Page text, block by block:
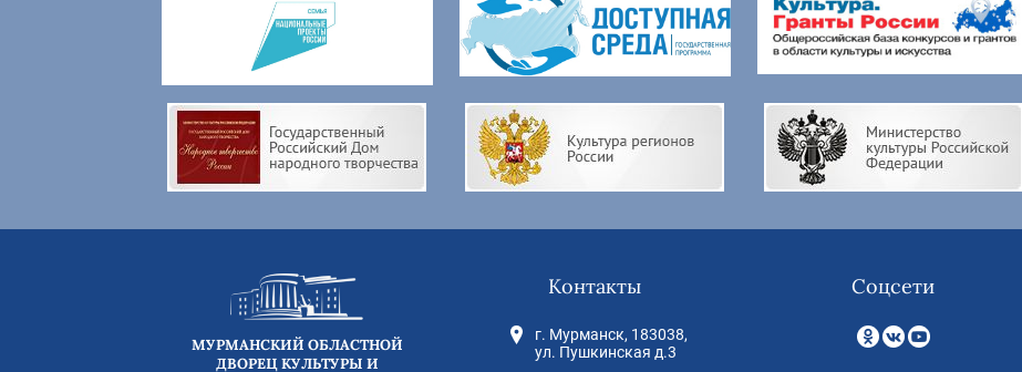
МУРМАНСКИЙ ОБЛАСТНОЙ
ДВОРЕЦ КУЛЬТУРЫ И
Контакты
г. Мурманск, 183038,
ул. Пушкинская д.3
Соцсети